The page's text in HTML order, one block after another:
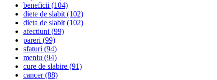
beneficii (104)
diete de slabit(102)
dieta de slabit(102)
afectiuni (99)
pareri (99)
sfaturi (94)
meniu (94)
cure de slabire (91)
cancer(88)